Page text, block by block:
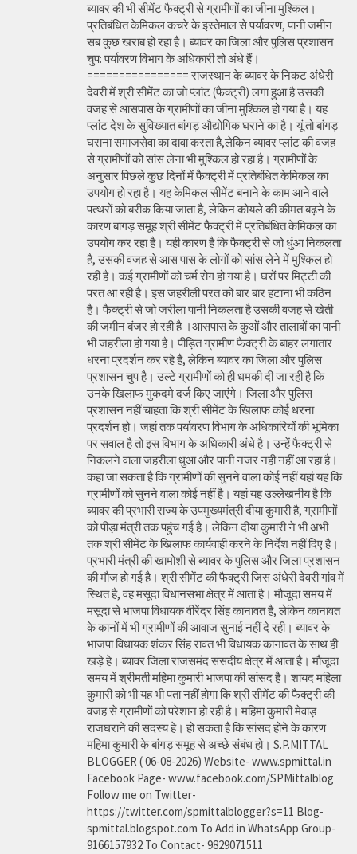
ब्यावर की भी सीमेंट फैक्ट्री से ग्रामीणों का जीना मुश्किल।
प्रतिबंधित केमिकल कचरे के इस्तेमाल से पर्यावरण, पानी जमीन
सब कुछ खराब हो रहा है। ब्यावर का जिला और पुलिस प्रशासन
चुप: पर्यावरण विभाग के अधिकारी तो अंधे हैं।
================ राजस्थान के ब्यावर के निकट अंधेरी
देवरी में श्री सीमेंट का जो प्लांट (फैक्ट्री) लगा हुआ है उसकी
वजह से आसपास के ग्रामीणों का जीना मुश्किल हो गया है। यह
प्लांट देश के सुविख्यात बांगड़ औद्योगिक घराने का है। यूं तो बांगड़
घराना समाजसेवा का दावा करता है,लेकिन ब्यावर प्लांट की वजह
से ग्रामीणों को सांस लेना भी मुश्किल हो रहा है। ग्रामीणों के
अनुसार पिछले कुछ दिनों में फैक्ट्री में प्रतिबंधित केमिकल का
उपयोग हो रहा है। यह केमिकल सीमेंट बनाने के काम आने वाले
पत्थरों को बरीक किया जाता है, लेकिन कोयले की कीमत बढ़ने के
कारण बांगड़ समूह श्री सीमेंट फैक्ट्री में प्रतिबंधित केमिकल का
उपयोग कर रहा है। यही कारण है कि फैक्ट्री से जो धुंआ निकलता
है, उसकी वजह से आस पास के लोगों को सांस लेने में मुश्किल हो
रही है। कई ग्रामीणों को चर्म रोग हो गया है। घरों पर मिट्टी की
परत आ रही है। इस जहरीली परत को बार बार हटाना भी कठिन
है। फैक्ट्री से जो जरीला पानी निकलता है उसकी वजह से खेती
की जमीन बंजर हो रही है ।आसपास के कुओं और तालाबों का पानी
भी जहरीला हो गया है। पीड़ित ग्रामीण फैक्ट्री के बाहर लगातार
धरना प्रदर्शन कर रहे हैं, लेकिन ब्यावर का जिला और पुलिस
प्रशासन चुप है। उल्टे ग्रामीणों को ही धमकी दी जा रही है कि
उनके खिलाफ मुकदमे दर्ज किए जाएंगे। जिला और पुलिस
प्रशासन नहीं चाहता कि श्री सीमेंट के खिलाफ कोई धरना
प्रदर्शन हो। जहां तक पर्यावरण विभाग के अधिकारियों की भूमिका
पर सवाल है तो इस विभाग के अधिकारी अंधे है। उन्हें फैक्ट्री से
निकलने वाला जहरीला धुआ और पानी नजर नही नहीं आ रहा है।
कहा जा सकता है कि ग्रामीणों की सुनने वाला कोई नहीं यहां यह कि
ग्रामीणों को सुनने वाला कोई नहीं है। यहां यह उल्लेखनीय है कि
ब्यावर की प्रभारी राज्य के उपमुख्यमंत्री दीया कुमारी है, ग्रामीणों
को पीड़ा मंत्री तक पहुंच गई है। लेकिन दीया कुमारी ने भी अभी
तक श्री सीमेंट के खिलाफ कार्यवाही करने के निर्देश नहीं दिए है।
प्रभारी मंत्री की खामोशी से ब्यावर के पुलिस और जिला प्रशासन
की मौज हो गई है। श्री सीमेंट की फैक्ट्री जिस अंधेरी देवरी गांव में
स्थित है, वह मसूदा विधानसभा क्षेत्र में आता है। मौजूदा समय में
मसूदा से भाजपा विधायक वीरेंद्र सिंह कानावत है, लेकिन कानावत
के कानों में भी ग्रामीणों की आवाज सुनाई नहीं दे रही। ब्यावर के
भाजपा विधायक शंकर सिंह रावत भी विधायक कानावत के साथ ही
खड़े हे। ब्यावर जिला राजसमंद संसदीय क्षेत्र में आता है। मौजूदा
समय में श्रीमती महिमा कुमारी भाजपा की सांसद है। शायद महिला
कुमारी को भी यह भी पता नहीं होगा कि श्री सीमेंट की फैक्ट्री की
वजह से ग्रामीणों को परेशान हो रही है। महिमा कुमारी मेवाड़
राजघराने की सदस्य हे। हो सकता है कि सांसद होने के कारण
महिमा कुमारी के बांगड़ समूह से अच्छे संबंध हो। S.P.MITTAL
BLOGGER ( 06-08-2026) Website- www.spmittal.in
Facebook Page- www.facebook.com/SPMittalblog
Follow me on Twitter-
https://twitter.com/spmittalblogger?s=11 Blog-
spmittal.blogspot.com To Add in WhatsApp Group-
9166157932 To Contact- 9829071511